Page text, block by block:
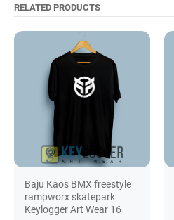
RELATED PRODUCTS
Baju Kaos BMX freestyle
rampworx skatepark
Keylogger Art Wear 16